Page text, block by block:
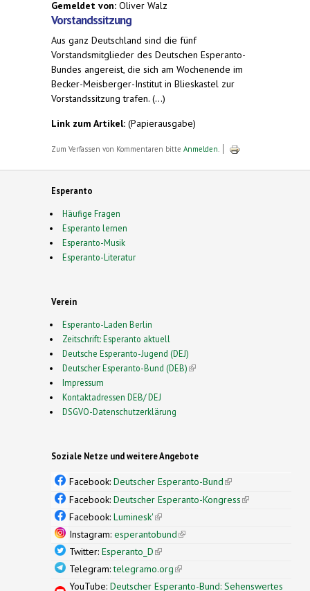
Gemeldet von: Oliver Walz
Vorstandssitzung
Aus ganz Deutschland sind die fünf
Vorstandsmitglieder des Deutschen Esperanto-
Bundes angereist, die sich am Wochenende im
Becker-Meisberger-Institut in Blieskastel zur
Vorstandssitzung trafen. (...)
Link zum Artikel: (Papierausgabe)
Zum Verfassen von Kommentaren bitte Anmelden
Esperanto
Häufige Fragen
Esperanto lernen
Esperanto-Musik
Esperanto-Literatur
Verein
Esperanto-Laden Berlin
Zeitschrift: Esperanto aktuell
Deutsche Esperanto-Jugend (DEJ)
Deutscher Esperanto-Bund (DEB)(link is external)
Impressum
Kontaktadressen DEB/ DEJ
DSGVO-Datenschutzerklärung
Soziale Netze und weitere Angebote
Facebook: Deutscher Esperanto-Bund(link is
external)
Facebook: Deutscher Esperanto-Kongress(link is
Facebook: Luminesk'(link is external)
Instagram: esperantobund(link is external)
Twitter: Esperanto_D(link is external)
Telegram:telegramo.org(link is external)
YouTube: Deutscher Esperanto-Bund: Sehenswertes